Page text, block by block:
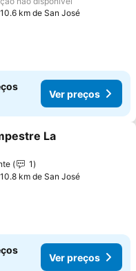
km de San José
Ver preços
aos favoritos
La
1
km de San José
Ver preços